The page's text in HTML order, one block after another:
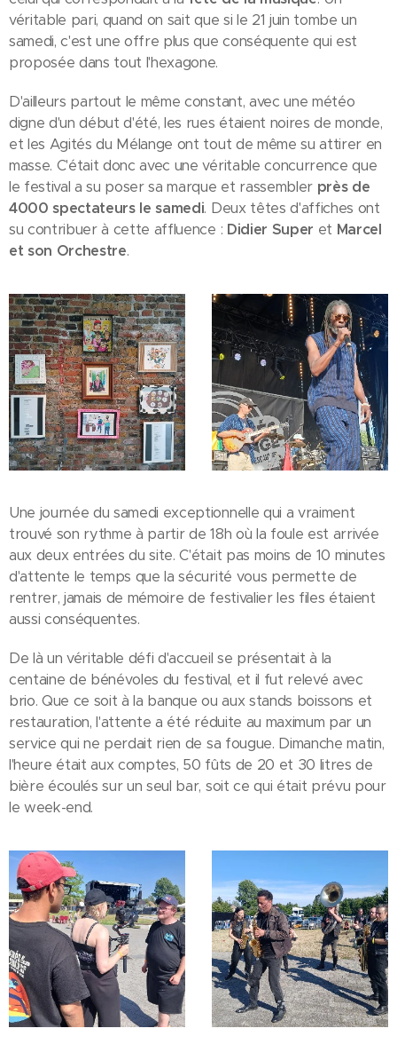
véritable pari, quand on sait que si le 21 juin tombe un
samedi, c'est une offre plus que conséquente qui est
proposée dans tout l'hexagone.
D'ailleurs partout le même constant, avec une météo
digne d'un début d'été, les rues étaient noires de monde,
et les Agités du Mélange ont tout de même su attirer en
masse. C'était donc avec une véritable concurrence que
le festival a su poser sa marque et rassembler près de
4000 spectateurs le samedi. Deux têtes d'affiches ont
su contribuer à cette affluence : Didier Super et Marcel
et son Orchestre.
Une journée du samedi exceptionnelle qui a vraiment
trouvé son rythme à partir de 18h où la foule est arrivée
aux deux entrées du site. C'était pas moins de 10 minutes
d'attente le temps que la sécurité vous permette de
rentrer, jamais de mémoire de festivalier les files étaient
aussi conséquentes.
De là un véritable défi d'accueil se présentait à la
centaine de bénévoles du festival, et il fut relevé avec
brio. Que ce soit à la banque ou aux stands boissons et
restauration, l'attente a été réduite au maximum par un
service qui ne perdait rien de sa fougue. Dimanche matin,
l'heure était aux comptes, 50 fûts de 20 et 30 litres de
bière écoulés sur un seul bar, soit ce qui était prévu pour
le week-end.